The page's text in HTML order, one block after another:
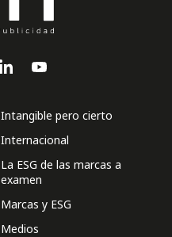
Intangible pero cierto
Internacional
La ESG de las marcas a
examen
Marcas y ESG
Medios